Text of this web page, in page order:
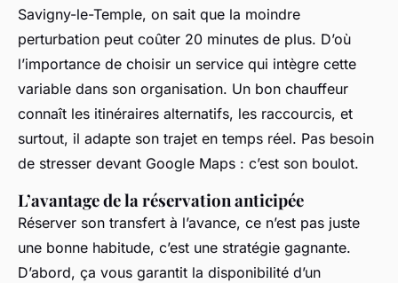
Savigny-le-Temple, on sait que la moindre
perturbation peut coûter 20 minutes de plus. D’où
l’importance de choisir un service qui intègre cette
variable dans son organisation. Un bon chauffeur
connaît les itinéraires alternatifs, les raccourcis, et
surtout, il adapte son trajet en temps réel. Pas besoin
de stresser devant Google Maps : c’est son boulot.
L’avantage de la réservation anticipée
Réserver son transfert à l’avance, ce n’est pas juste
une bonne habitude, c’est une stratégie gagnante.
D’abord, ça vous garantit la disponibilité d’un